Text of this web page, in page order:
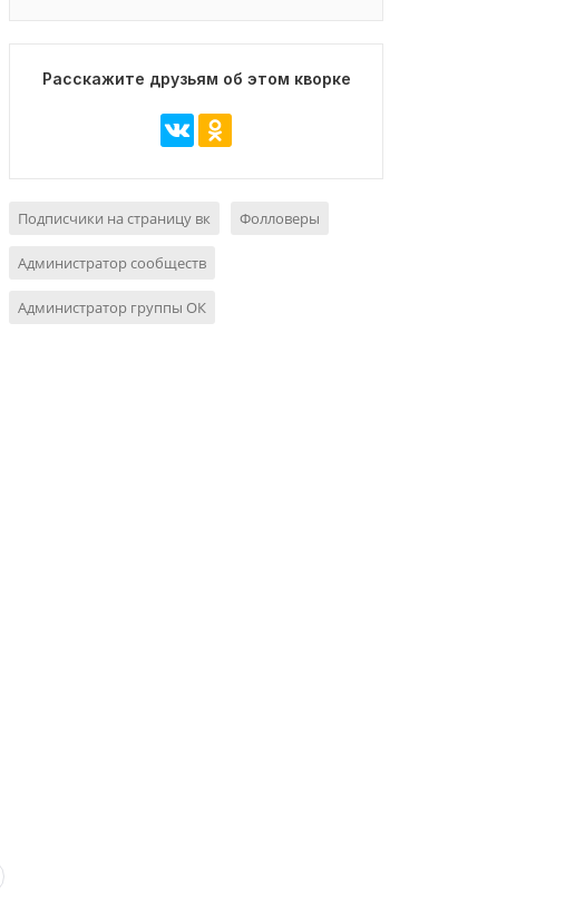
Расскажите друзьям об этом кворке
Подписчики на страницу вк Фолловеры
Администратор сообществ
Администратор группы ОК